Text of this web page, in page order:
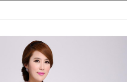
格桑花【手机拍摄】
翱翔的鹰【PP】